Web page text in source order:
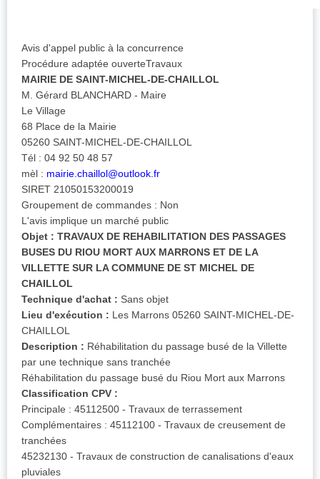
Avis d'appel public à la concurrence
Procédure adaptée ouverteTravaux
MAIRIE DE SAINT-MICHEL-DE-CHAILLOL
M. Gérard BLANCHARD - Maire
Le Village
68 Place de la Mairie
05260 SAINT-MICHEL-DE-CHAILLOL
Tél : 04 92 50 48 57
mèl : mairie.chaillol@outlook.fr
SIRET 21050153200019
Groupement de commandes : Non
L'avis implique un marché public
Objet : TRAVAUX DE REHABILITATION DES PASSAGES
BUSES DU RIOU MORT AUX MARRONS ET DE LA
VILLETTE SUR LA COMMUNE DE ST MICHEL DE
CHAILLOL
Technique d'achat : Sans objet
Lieu d'exécution : Les Marrons 05260 SAINT-MICHEL-DE-
CHAILLOL
Description : Réhabilitation du passage busé de la Villette
par une technique sans tranchée
Réhabilitation du passage busé du Riou Mort aux Marrons
Classification CPV :
Principale : 45112500 - Travaux de terrassement
Complémentaires : 45112100 - Travaux de creusement de
tranchées
45232130 - Travaux de construction de canalisations d'eaux
pluviales